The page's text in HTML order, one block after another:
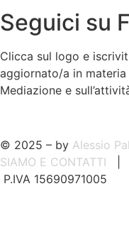
Seguici su
Clicca sul logo e
aggiornato/a in
Mediazione e
© 2025 – by Alessio
SIAMO E CONTATTI
P.IVA 15690971005